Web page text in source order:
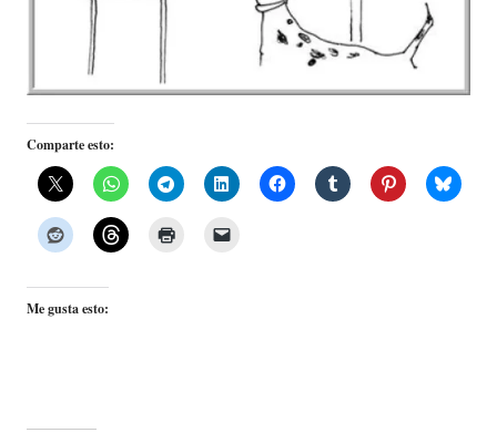
Comparte esto:
Me gusta esto: